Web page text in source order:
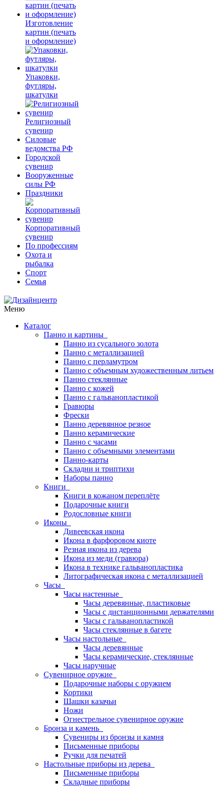
Изготовление
картин (печать
и оформление)
Упаковки,
футляры,
шкатулки
Религиозный
сувенир
Силовые
ведомства РФ
Городской
сувенир
Вооруженные
силы РФ
Праздники
Корпоративный
сувенир
По профессиям
Охота и
рыбалка
Спорт
Семья
Меню
Каталог
Панно и картины
Панно из сусального золота
Панно с металлизацией
Панно с перламутром
Панно с объемным художественным литьем
Панно стеклянные
Панно с кожей
Панно с гальванопластикой
Гравюры
Фрески
Панно деревянное резное
Панно керамические
Панно с часами
Панно с объемными элементами
Панно-карты
Складни и триптихи
Наборы панно
Книги
Книги в кожаном переплёте
Подарочные книги
Родословные книги
Иконы
Дивеевская икона
Икона в фарфоровом киоте
Резная икона из дерева
Икона из меди (гравюра)
Икона в технике гальванопластика
Литографическая икона с металлизацией
Часы
Часы настенные
Часы деревянные, пластиковые
Часы с дистанционными держателями
Часы с гальванопластикой
Часы стеклянные в багете
Часы настольные
Часы деревянные
Часы керамические, стеклянные
Часы наручные
Сувенирное оружие
Подарочные наборы с оружием
Кортики
Шашки казачьи
Ножи
Огнестрельное сувенирное оружие
Бронза и камень
Сувениры из бронзы и камня
Письменные приборы
Ручки для печатей
Настольные приборы из дерева
Письменные приборы
Складные приборы